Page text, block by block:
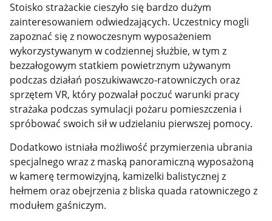
Stoisko strażackie cieszyło się bardzo dużym
zainteresowaniem odwiedzających. Uczestnicy mogli
zapoznać się z nowoczesnym wyposażeniem
wykorzystywanym w codziennej służbie, w tym z
bezzałogowym statkiem powietrznym używanym
podczas działań poszukiwawczo-ratowniczych oraz
sprzętem VR, który pozwalał poczuć warunki pracy
strażaka podczas symulacji pożaru pomieszczenia i
spróbować swoich sił w udzielaniu pierwszej pomocy.
Dodatkowo istniała możliwość przymierzenia ubrania
specjalnego wraz z maską panoramiczną wyposażoną
w kamerę termowizyjną, kamizelki balistycznej z
hełmem oraz obejrzenia z bliska quada ratowniczego z
modułem gaśniczym.